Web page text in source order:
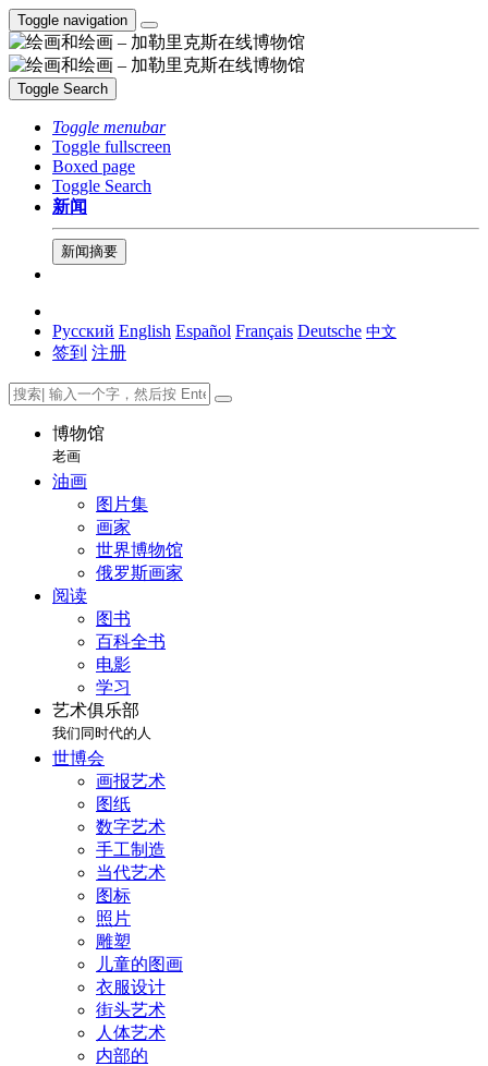
Toggle navigation
Toggle Search
Toggle menubar
Toggle fullscreen
Boxed page
Toggle Search
新闻
新闻摘要
Русский English Español Français Deutsche 中文
签到 注册
博物馆
老画
油画
图片集
画家
世界博物馆
俄罗斯画家
阅读
图书
百科全书
电影
学习
艺术俱乐部
我们同时代的人
世博会
画报艺术
图纸
数字艺术
手工制造
当代艺术
图标
照片
雕塑
儿童的图画
衣服设计
街头艺术
人体艺术
内部的